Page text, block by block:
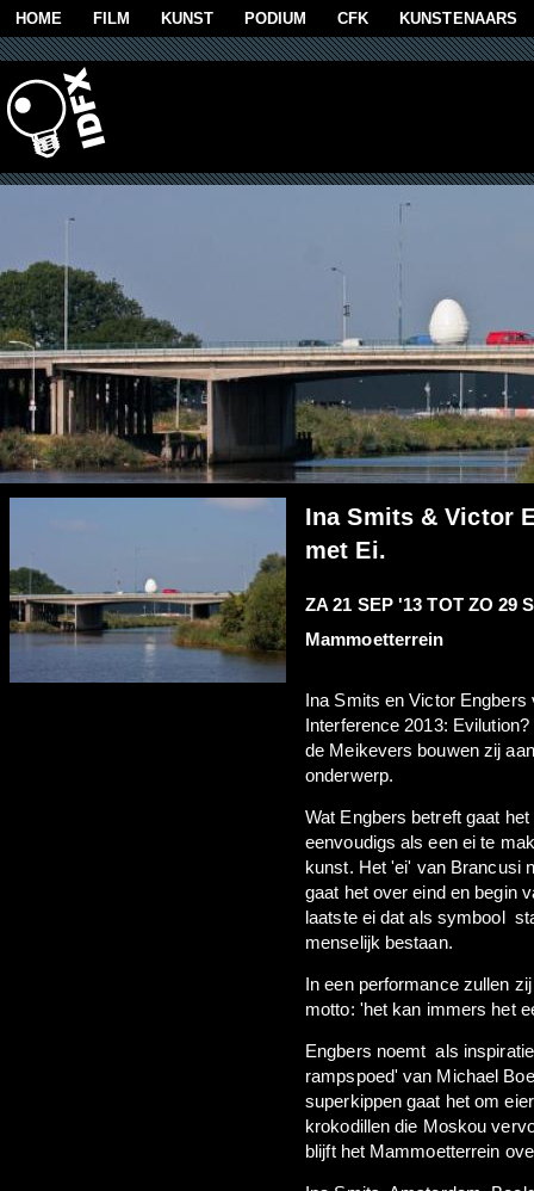
Overslaan en naar de algemene inhoud gaan
HOME FILM KUNST PODIUM CFK KUNSTENAARS
Ina Smits & Victor
met Ei.
ZA 21 SEP '13 TOT ZO 29
Mammoetterrein
Ina Smits en Victor
Interference 2013:
de Meikevers bouwen zij
onderwerp.
Wat Engbers betreft gaat
eenvoudigs als een ei te
kunst. Het 'ei' van Brancusi
gaat het over eind en begin
laatste ei dat als symbool
menselijk bestaan.
In een performance zullen
motto: 'het kan immers het
Engbers noemt als
rampspoed' van Michael
superkippen gaat het om
krokodillen die Moskou
blijft het Mammoetterrein